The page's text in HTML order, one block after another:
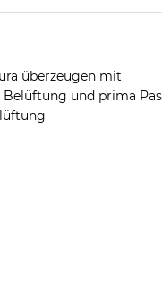
überzeugen mit
Belüftung und prima